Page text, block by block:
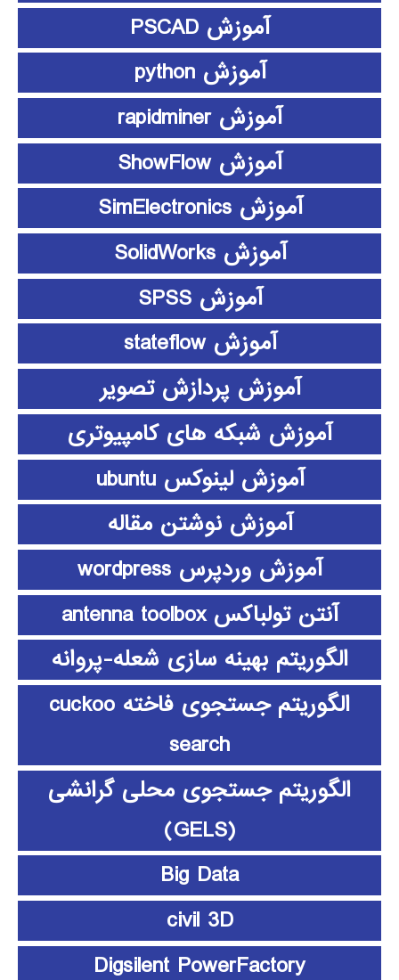
آموزش PSCAD
آموزش python
آموزش rapidminer
آموزش ShowFlow
آموزش SimElectronics
آموزش SolidWorks
آموزش SPSS
آموزش stateflow
آموزش پردازش تصویر
آموزش شبکه های کامپیوتری
آموزش لینوکس ubuntu
آموزش نوشتن مقاله
آموزش وردپرس wordpress
آنتن تولباکس antenna toolbox
الگوریتم بهینه سازی شعله-پروانه
الگوریتم جستجوی فاخته cuckoo
search
الگوریتم جستجوی محلی گرانشی
(GELS)
Big Data
civil 3D
Digsilent PowerFactory